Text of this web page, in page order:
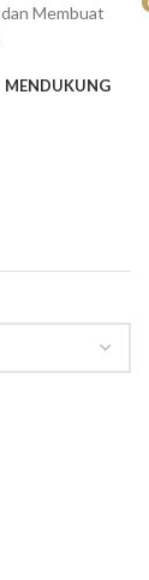
Membuat
MENDUKUNG